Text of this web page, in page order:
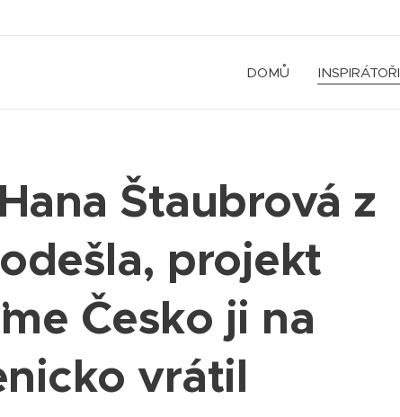
DOMŮ INSPIRÁTOŘI
Hana Štaubrová z
projekt
Česko ji na
vrátil